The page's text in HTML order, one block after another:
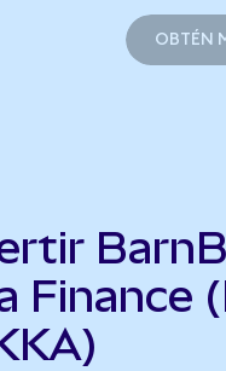
OBTÉN
Finance